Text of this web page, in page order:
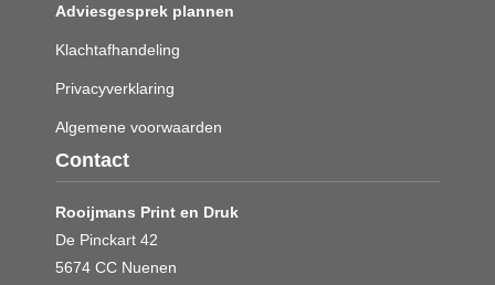
Adviesgesprek plannen
Klachtafhandeling
Privacyverklaring
Algemene voorwaarden
Contact
Rooijmans Print en Druk
De Pinckart 42
5674 CC Nuenen